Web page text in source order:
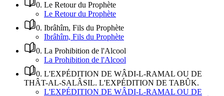
0. Le Retour du Prophète
Le Retour du Prophète
0. Ibrâhîm, Fils du Prophète
Ibrâhîm, Fils du Prophète
0. La Prohibition de l'Alcool
La Prohibition de l'Alcool
0. L'EXPÉDITION DE WÂDI-L-RAMAL OU DE
THÂT-AL-SALÂSIL. L'EXPÉDITION DE TABÛK.
L'EXPÉDITION DE WÂDI-L-RAMAL OU DE